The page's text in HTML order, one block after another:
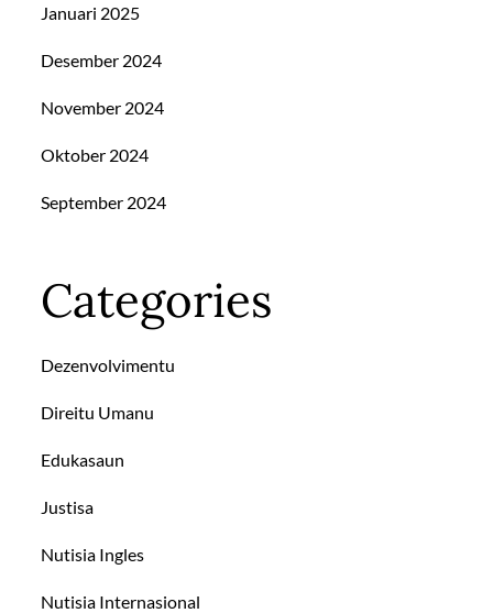
Januari 2025
Desember 2024
November 2024
Oktober 2024
September 2024
Categories
Dezenvolvimentu
Direitu Umanu
Edukasaun
Justisa
Nutisia Ingles
Nutisia Internasional